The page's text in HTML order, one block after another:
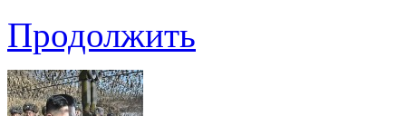
Продолжить